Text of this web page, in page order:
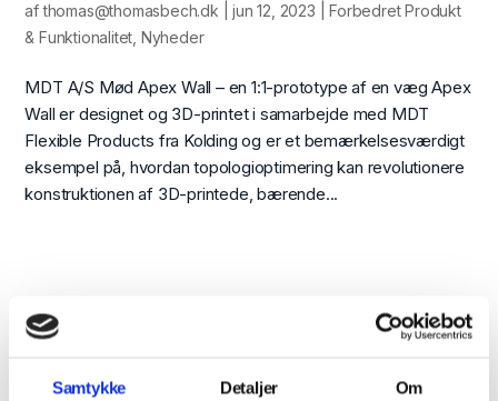
Samtykke Detaljer Om
afthomas@thomasbech.dk |jun 12, 2023 |Forbedret Produkt
& Funktionalitet Nyheder
MDT A/S Mød Apex Wall – en 1:1-prototype af en væg Apex
Wall er designet og 3D-printet i samarbejde med MDT
Flexible Products fra Kolding og er et bemærkelsesværdigt
eksempel på, hvordan topologioptimering kan revolutionere
konstruktionen af 3D-printede, bærende...
Tilmeld dig vores